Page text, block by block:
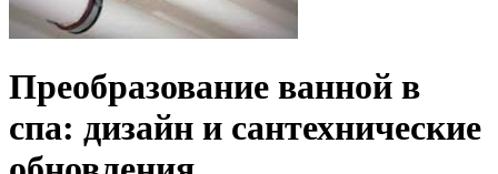
Преобразование ванной в
спа: дизайн и сантехнические